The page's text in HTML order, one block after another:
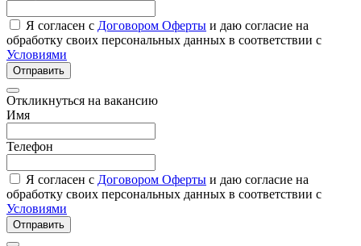
Я согласен с Договором Оферты и даю согласие на
обработку своих персональных данных в соответствии с
Условиями
Отправить
Откликнуться на вакансию
Имя
Телефон
Я согласен с Договором Оферты и даю согласие на
обработку своих персональных данных в соответствии с
Условиями
Отправить